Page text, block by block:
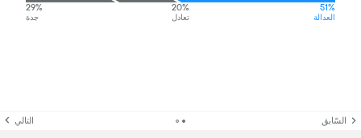
51%
العدالة
20%
تعادل
29%
جدة
السّابق التالي